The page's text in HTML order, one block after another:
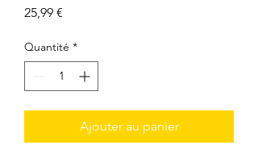
25,99 €
Quantité *
Ajouter au panier